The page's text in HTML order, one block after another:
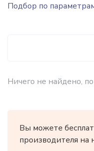
Ничего не найдено,
Вы можете
производителя на
Подбор по